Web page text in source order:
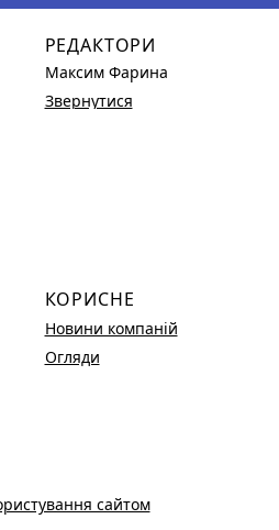
РЕДАКТОРИ
Максим Фарина
Звернутися
КОРИСНЕ
Новини компаній
Огляди
сайтом